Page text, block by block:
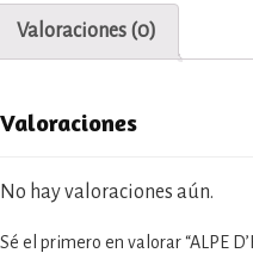
Valoraciones (0)
Valoraciones
No hay valoraciones aún.
Sé el primero en valorar “ALPE